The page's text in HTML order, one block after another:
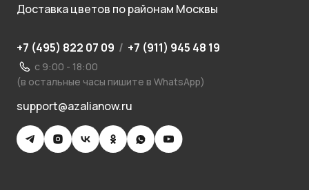
Доставка цветов по районам Москвы
+7 (495) 822 07 09 / +7 (911) 945 48 19
с 9:00 - 18:00
(в остальные часы пишите в WhatsApp)
support@azalianow.ru